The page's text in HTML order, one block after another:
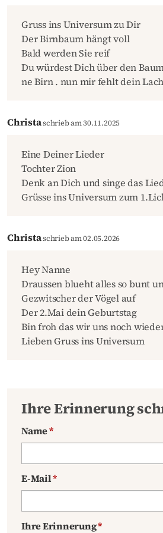
Gruss ins Universum zu Dir
Der Birnbaum hängt voll
Bald werden Sie reif
Du würdest Dich über den
ne Birn . nun mir fehlt dein
Christaschrieb am 30.11.2025
Eine Deiner Lieder
Tochter Zion
Denk an Dich und singe das
Grüsse ins Universum zum
Christaschrieb am 02.05.2026
Hey Nanne
Draussen blueht alles so bunt
Gezwitscher der Vögel auf
Der 2.Mai dein Geburtstag
Bin froh das wir uns noch
Lieben Gruss ins Universum
Ihre Erinnerung
Name*
E-Mail*
Ihre Erinnerung*